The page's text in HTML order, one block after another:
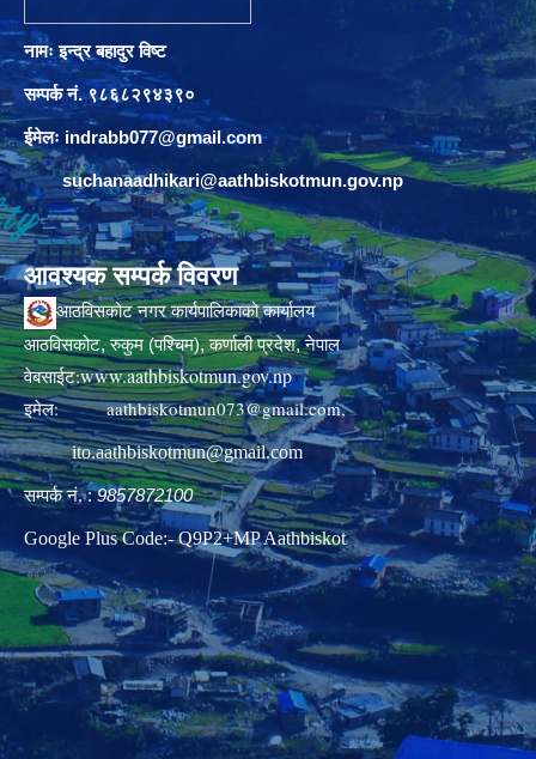
नामः इन्द्र बहादुर विष्ट
सम्पर्क नं. ९८६८२९४३९०
ईमेलः indrabb077@gmail.com
suchanaadhikari@aathbiskotmun.gov.np
आवश्यक सम्पर्क विवरण
आठविसकोट नगर कार्यपालिकाको कार्यालय
आठविसकोट, रुकुम (पश्चिम), कर्णाली प्रदेश, नेपाल
वेबसाईट:www.aathbiskotmun.gov.np
इमेल:aathbiskotmun073@gmail.com,
ito.aathbiskotmun@gmail.com
सम्पर्क नं. :9857872100
Google Plus Code:- Q9P2+MP Aathbiskot